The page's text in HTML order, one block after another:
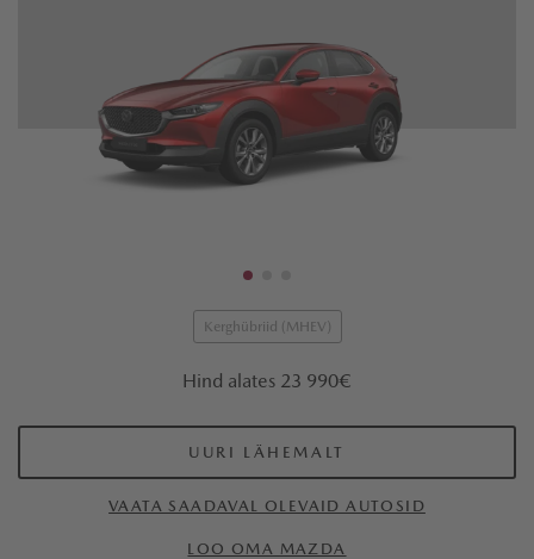
Kerghübriid (MHEV)
Hind alates 23 990€
UURI LÄHEMALT
VAATA SAADAVAL OLEVAID AUTOSID
LOO OMA MAZDA